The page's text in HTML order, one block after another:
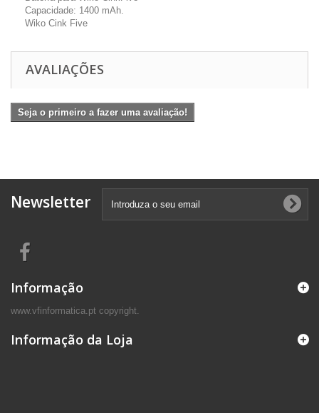
Capacidade: 1400 mAh.
Wiko Cink Five
AVALIAÇÕES
Seja o primeiro a fazer uma avaliação!
Newsletter
Informação
www.vfinformatica.pt copyright.
Informação da Loja